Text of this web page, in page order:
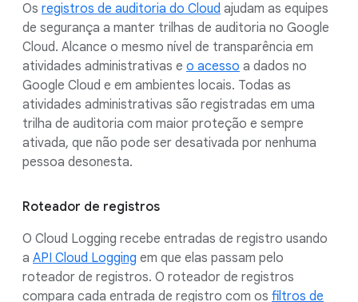
Os registros de auditoria do Cloud ajudam as equipes
de segurança a manter trilhas de auditoria no Google
Cloud. Alcance o mesmo nível de transparência em
atividades administrativas e o acesso a dados no
Google Cloud e em ambientes locais. Todas as
atividades administrativas são registradas em uma
trilha de auditoria com maior proteção e sempre
ativada, que não pode ser desativada por nenhuma
pessoa desonesta.
Roteador de registros
O Cloud Logging recebe entradas de registro usando
a API Cloud Logging em que elas passam pelo
roteador de registros. O roteador de registros
compara cada entrada de registro com os filtros de